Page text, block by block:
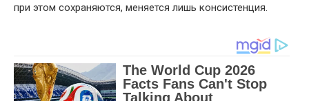
при этом сохраняются, меняется лишь консистенция.